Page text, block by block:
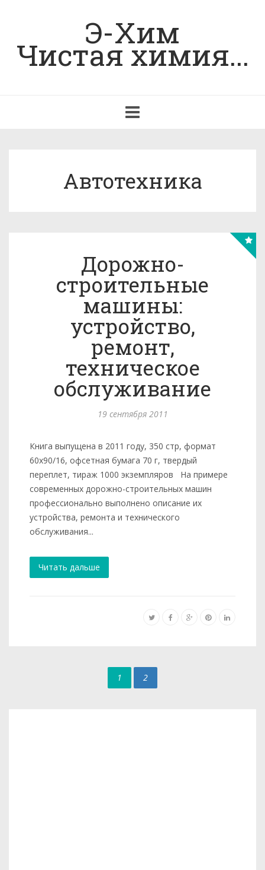
Э-Хим
Чистая химия...
navigation
Автотехника
Дорожно-
строительные
машины:
устройство,
ремонт,
техническое
обслуживание
19 сентября 2011
Книга выпущена в 2011 году, 350 стр, формат
60х90/16, офсетная бумага 70 г, твердый
переплет, тираж 1000 экземпляров На примере
современных дорожно-строительных машин
профессионально выполнено описание их
устройства, ремонта и технического
обслуживания...
Читать дальше
1 2